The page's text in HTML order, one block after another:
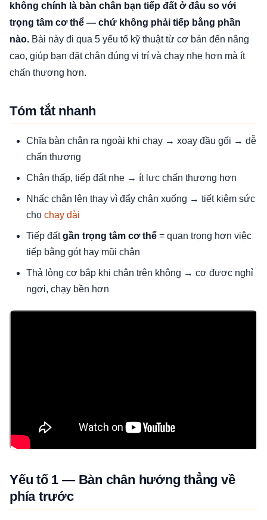
không chính là bàn chân bạn tiếp đất ở đâu so với
trọng tâm cơ thể — chứ không phải tiếp bằng phần
nào. Bài này đi qua 5 yếu tố kỹ thuật từ cơ bản đến nâng
cao, giúp bạn đặt chân đúng vị trí và chạy nhẹ hơn mà ít
chấn thương hơn.
Tóm tắt nhanh
Chĩa bàn chân ra ngoài khi chạy → xoay đầu gối → dễ
chấn thương
Chân thấp, tiếp đất nhẹ → ít lực chấn thương hơn
Nhấc chân lên thay vì đẩy chân xuống → tiết kiệm sức
cho chạy dài
Tiếp đấtgần trọng tâm cơ thể = quan trọng hơn việc
tiếp bằng gót hay mũi chân
Thả lỏng cơ bắp khi chân trên không → cơ được nghỉ
ngơi, chạy bền hơn
Yếu tố 1 — Bàn chân hướng thẳng về
phía trước